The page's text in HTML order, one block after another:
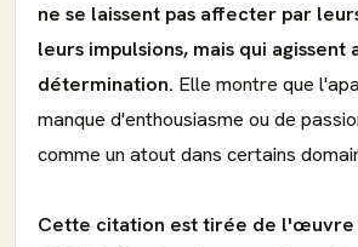
ne se laissent pas affecter par
leurs impulsions, mais qui
détermination. Elle montre que
manque d'enthousiasme ou de
comme un atout dans certains
Cette citation est tirée de l'œuvre